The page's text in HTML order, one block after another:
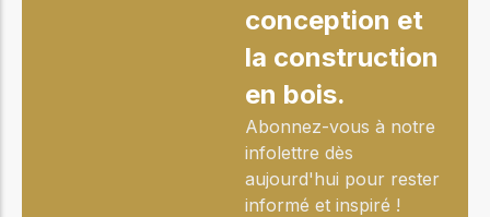
conception et
la construction
en bois.
Abonnez-vous à notre
infolettre dès
aujourd'hui pour rester
informé et inspiré !